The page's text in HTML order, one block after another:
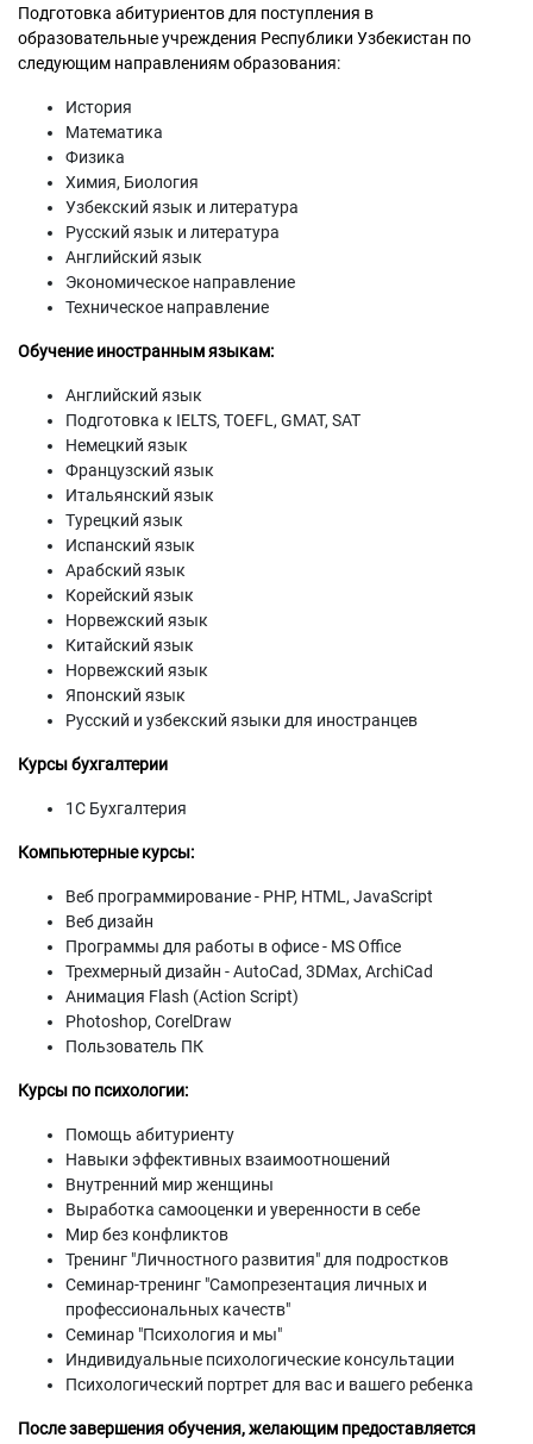
Подготовка абитуриентов для поступления в
образовательные учреждения Республики Узбекистан по
следующим направлениям образования:
История
Математика
Физика
Химия, Биология
Узбекский язык и литература
Русский язык и литература
Английский язык
Экономическое направление
Техническое направление
Обучение иностранным языкам:
Английский язык
Подготовка к IELTS, TOEFL, GMAT, SAT
Немецкий язык
Французский язык
Итальянский язык
Турецкий язык
Испанский язык
Арабский язык
Корейский язык
Норвежский язык
Китайский язык
Норвежский язык
Японский язык
Русский и узбекский языки для иностранцев
Курсы бухгалтерии
1С Бухгалтерия
Компьютерные курсы:
Веб программирование - PHP, HTML, JavaScript
Веб дизайн
Программы для работы в офисе - MS Office
Трехмерный дизайн - AutoCad, 3DMax, ArchiCad
Анимация Flash (Action Script)
Photoshop, CorelDraw
Пользователь ПК
Курсы по психологии:
Помощь абитуриенту
Навыки эффективных взаимоотношений
Внутренний мир женщины
Выработка самооценки и уверенности в себе
Мир без конфликтов
Тренинг "Личностного развития" для подростков
Семинар-тренинг "Самопрезентация личных и
профессиональных качеств"
Семинар "Психология и мы"
Индивидуальные психологические консультации
Психологический портрет для вас и вашего ребенка
После завершения обучения, желающим предоставляется